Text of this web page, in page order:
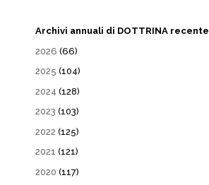
Archivi annuali di DOTTRINA recente
2026 (66)
2025 (104)
2024 (128)
2023 (103)
2022 (125)
2021 (121)
2020 (117)